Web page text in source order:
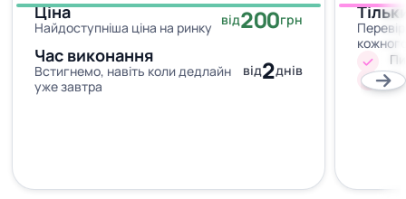
Ціна
Найдоступніша ціна на ринку від200грн
Час виконання
Встигнемо, навіть коли дедлайн
уже завтра
від2днів